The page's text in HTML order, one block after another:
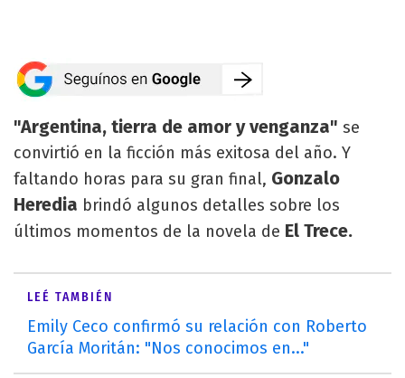
"Argentina, tierra de amor y venganza" se
convirtió en la ficción más exitosa del año. Y
faltando horas para su gran final, Gonzalo
Heredia brindó algunos detalles sobre los
últimos momentos de la novela de El Trece.
LEÉ TAMBIÉN
Emily Ceco confirmó su relación con Roberto
García Moritán: "Nos conocimos en..."